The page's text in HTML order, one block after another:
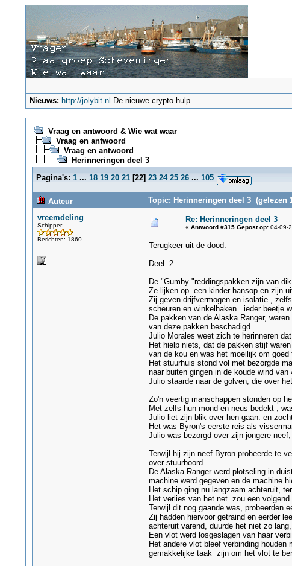
Nieuws: http://jolybit.nl De nieuwe crypto hulp
Vraag en antwoord & Wie wat waar
Vraag en antwoord
Vraag en antwoord
Herinneringen deel 3
Pagina's: 1 ... 18 19 20 21[22] 23 24 25 26 ... 105
Auteur
Topic: Herinneringen deel 3 (gelezen
vreemdeling
Schipper
Berichten: 1860
Re: Herinneringen deel 3
« Antwoord #315 Gepost op:04-09-
Terugkeer uit de dood.
Deel 2
De "Gumby "reddingspakken zijn van
Ze lijken op een kinder hansop en zijn
Zij geven drijfvermogen en isolatie ,
scheuren en winkelhaken.. ieder beetje
De pakken van de Alaska Ranger,
van deze pakken beschadigd..
Julio Morales weet zich te herinneren
Het hielp niets, dat de pakken stijf
van de kou en was het moeilijk om goed
Het stuurhuis stond vol met bezorgde
naar buiten gingen in de koude wind van
Julio staarde naar de golven, die over
Zo'n veertig manschappen stonden op
Met zelfs hun mond en neus bedekt ,
Julio liet zijn blik over hen gaan. en
Het was Byron's eerste reis als
Julio was bezorgd over zijn jongere
Terwijl hij zijn neef Byron probeerde te
over stuurboord.
De Alaska Ranger werd plotseling in
machine werd gegeven en de machine
Het schip ging nu langzaam achteruit,
Het verlies van het net zou een
Terwijl dit nog gaande was, probeerden
Zij hadden hiervoor getraind en eerder
achteruit varend, duurde het niet zo
Een vlot werd losgeslagen van haar
Het andere vlot bleef verbinding
gemakkelijke taak zijn om het vlot te